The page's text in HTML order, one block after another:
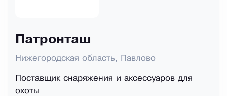
Патронташ
Нижегородская область, Павлово
Поставщик снаряжения и аксессуаров для
охоты